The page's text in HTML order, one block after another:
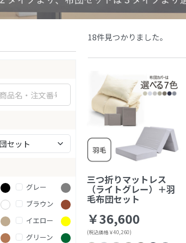
グレー
ブラウン
イエロー
グリーン
18件見つかりました。
三つ折りマットレス
（ライトグレー）＋羽
毛布団セット
￥36,600
(税込価格￥40,260)